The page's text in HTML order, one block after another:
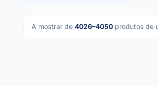
A mostrar de 4026–4050 produtos de